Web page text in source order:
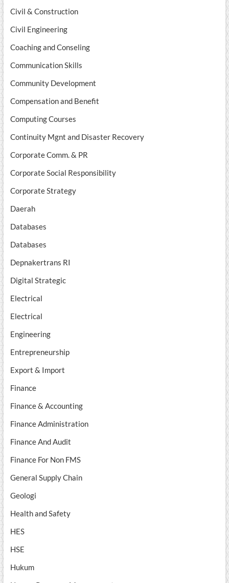
Civil & Construction
Civil Engineering
Coaching and Conseling
Communication Skills
Community Development
Compensation and Benefit
Computing Courses
Continuity Mgnt and Disaster Recovery
Corporate Comm. & PR
Corporate Social Responsibility
Corporate Strategy
Daerah
Databases
Databases
Depnakertrans RI
Digital Strategic
Electrical
Electrical
Engineering
Entrepreneurship
Export & Import
Finance
Finance & Accounting
Finance Administration
Finance And Audit
Finance For Non FMS
General Supply Chain
Geologi
Health and Safety
HES
HSE
Hukum